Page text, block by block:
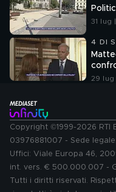
31 lug
4 DI
29 lug
Copyright ©1999-2026 RTI
03976881007 - Sede
Uffici: Viale Europa 46,
int. vers. € 500.000.007 -
Tutti i diritti riservati.